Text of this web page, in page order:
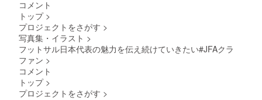
コメント
トップ >
プロジェクトをさがす >
写真集・イラスト >
フットサル日本代表の魅力を伝え続けていきたい#JFAクラ
ファン >
コメント
トップ >
プロジェクトをさがす >